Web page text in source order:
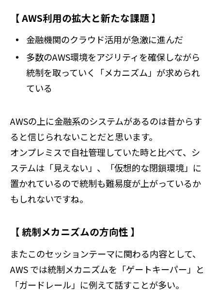
【 AWS利用の拡大と新たな課題 】
金融機関のクラウド活用が急激に進んだ
多数のAWS環境をアジリティを確保しながら
統制を取っていく「メカニズム」が求められ
ている
AWSの上に金融系のシステムがあるのは昔からす
ると信じられないことだと思います。
オンプレミスで自社管理していた時と比べて、シ
ステムは「見えない」、「仮想的な閉鎖環境」に
置かれているので統制も難易度が上がっているか
もしれないですね。
【 統制メカニズムの方向性 】
またこのセッションテーマに関わる内容として、
AWS では統制メカニズムを「ゲートキーパー」と
「ガードレール」に例えて話すことが多い。